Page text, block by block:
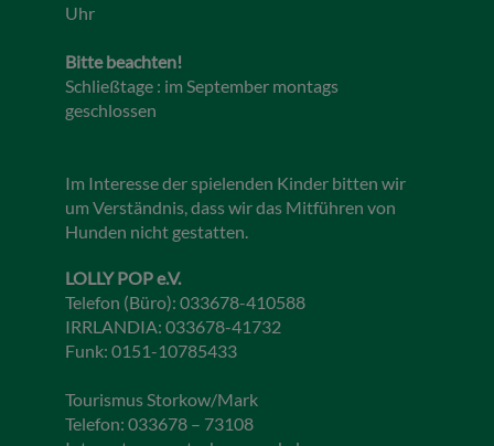
Uhr
Bitte beachten!
Schließtage : im September montags
geschlossen
Im Interesse der spielenden Kinder bitten wir
um Verständnis, dass wir das Mitführen von
Hunden nicht gestatten.
LOLLY POP e.V.
Telefon (Büro): 033678-410588
IRRLANDIA: 033678-41732
Funk: 0151-10785433
Tourismus Storkow/Mark
Telefon: 033678 – 73108